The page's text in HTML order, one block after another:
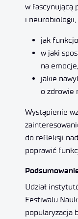
w fascynującą
i neurobiologii,
jak
w jaki
na
jakie
o zdrowie
Wystąpienie
do refleksji
poprawić
Udział
Festiwalu
popularyzacja